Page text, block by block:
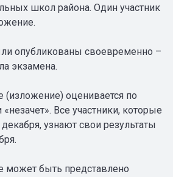
школ района. Один участник
опубликованы своевременно –
экзамена.
(изложение) оценивается по
«незачет». Все участники, которые
узнают свои результаты
может быть представлено